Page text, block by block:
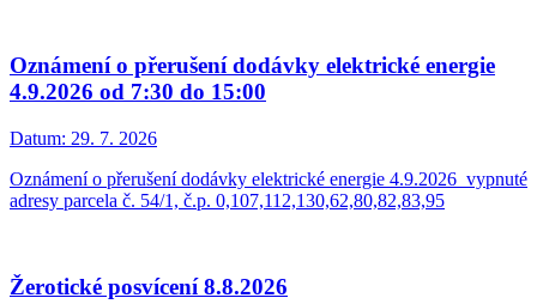
Oznámení o přerušení dodávky elektrické energie
4.9.2026 od 7:30 do 15:00
Datum: 29. 7. 2026
Oznámení o přerušení dodávky elektrické energie 4.9.2026_vypnuté
adresy parcela č. 54/1, č.p. 0,107,112,130,62,80,82,83,95
Žerotické posvícení 8.8.2026